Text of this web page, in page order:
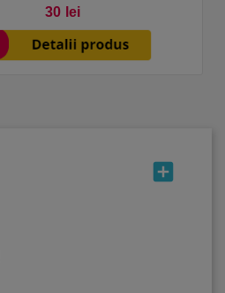
30 lei
add_box